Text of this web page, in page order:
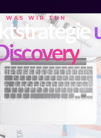
WAS WIR TUN
bauen, helfen
was gebaut werden
es wichtig ist.